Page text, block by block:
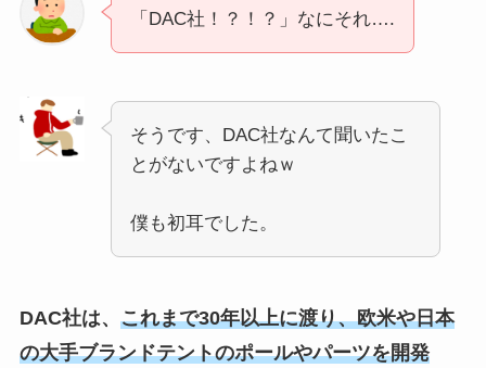
「DAC社！？！？」なにそれ….
そうです、DAC社なんて聞いたこ
とがないですよねｗ
僕も初耳でした。
DAC社は、 これまで30年以上に渡り、欧米や日本
の大手ブランドテントのポールやパーツを開発